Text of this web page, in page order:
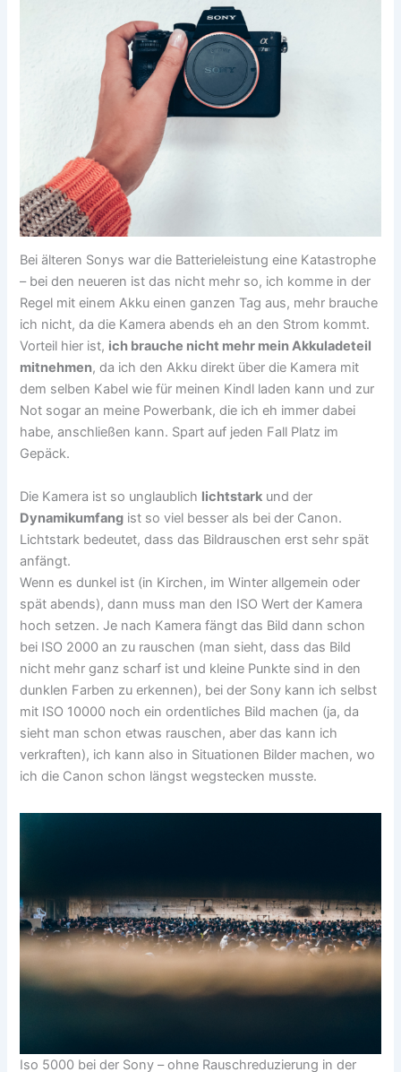
Bei älteren Sonys war die Batterieleistung eine Katastrophe
– bei den neueren ist das nicht mehr so, ich komme in der
Regel mit einem Akku einen ganzen Tag aus, mehr brauche
ich nicht, da die Kamera abends eh an den Strom kommt.
Vorteil hier ist, ich brauche nicht mehr mein Akkuladeteil
mitnehmen, da ich den Akku direkt über die Kamera mit
dem selben Kabel wie für meinen Kindl laden kann und zur
Not sogar an meine Powerbank, die ich eh immer dabei
habe, anschließen kann. Spart auf jeden Fall Platz im
Gepäck.
Die Kamera ist so unglaublich lichtstark und der
Dynamikumfang ist so viel besser als bei der Canon.
Lichtstark bedeutet, dass das Bildrauschen erst sehr spät
anfängt.
Wenn es dunkel ist (in Kirchen, im Winter allgemein oder
spät abends), dann muss man den ISO Wert der Kamera
hoch setzen. Je nach Kamera fängt das Bild dann schon
bei ISO 2000 an zu rauschen (man sieht, dass das Bild
nicht mehr ganz scharf ist und kleine Punkte sind in den
dunklen Farben zu erkennen), bei der Sony kann ich selbst
mit ISO 10000 noch ein ordentliches Bild machen (ja, da
sieht man schon etwas rauschen, aber das kann ich
verkraften), ich kann also in Situationen Bilder machen, wo
ich die Canon schon längst wegstecken musste.
Iso 5000 bei der Sony – ohne Rauschreduzierung in der